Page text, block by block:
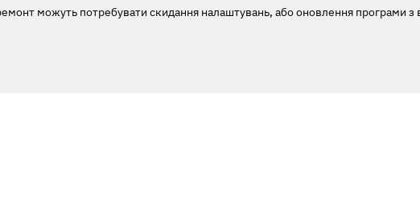
можуть потребувати скидання налаштувань, або оновлення програми з